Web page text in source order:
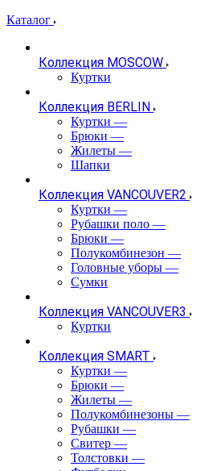
Каталог
Коллекция MOSCOW
Куртки
Коллекция BERLIN
Куртки —
Брюки —
Жилеты —
Шапки
Коллекция VANCOUVER2
Куртки —
Рубашки поло —
Брюки —
Полукомбинезон —
Головные уборы —
Сумки
Коллекция VANCOUVER3
Куртки
Коллекция SMART
Куртки —
Брюки —
Жилеты —
Полукомбинезоны —
Рубашки —
Свитер —
Толстовки —